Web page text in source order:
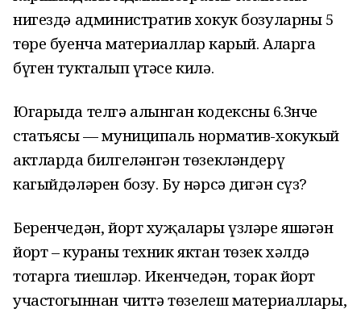
нигездә административ хокук бозуларның 5
төре буенча материаллар карый. Аларга
бүген тукталып үтәсе килә.
Югарыда телгә алынган кодексның 6.3нче
статьясы — муниципаль норматив-хокукый
актларда билгеләнгән төзекләндерү
кагыйдәләрен бозу. Бу нәрсә дигән сүз?
Беренчедән, йорт хуҗалары үзләре яшәгән
йорт – кураны техник яктан төзек хәлдә
тотарга тиешләр. Икенчедән, торак йорт
участогыннан читтә төзелеш материаллары,